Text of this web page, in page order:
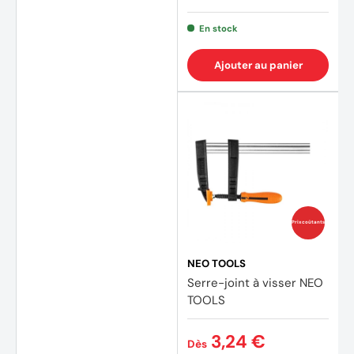
En stock
Ajouter au panier
Prix coûtants
NEO TOOLS
Serre-joint à visser NEO
TOOLS
Dès 3,24 €